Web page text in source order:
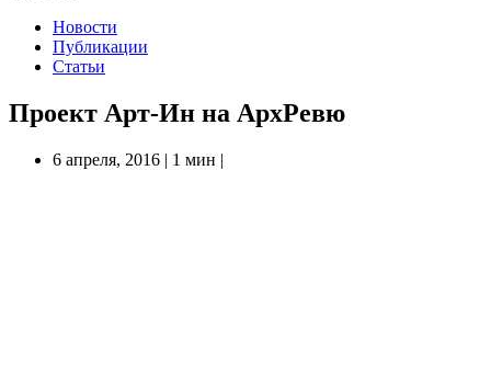
Новости
Публикации
Статьи
Проект Арт-Ин на АрхРевю
6 апреля, 2016 | 1 мин |